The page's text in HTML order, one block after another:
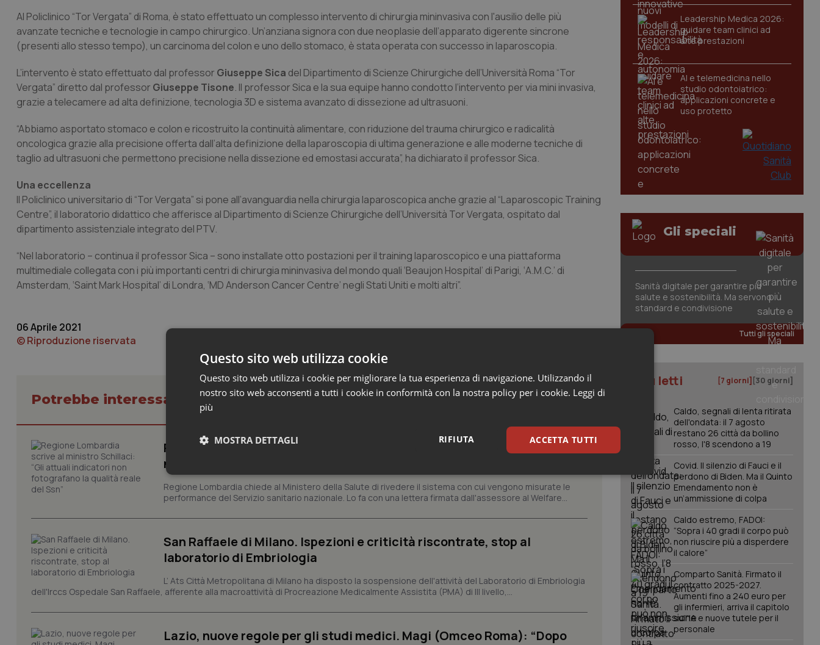
Al Policlinico “Tor Vergata” di Roma, è stato effettuato un complesso intervento di chirurgia mininvasiva con l'ausilio delle più
avanzate tecniche e tecnologie in campo chirurgico. Un’anziana signora con due neoplasie dell’apparato digerente sincrone
(presenti allo stesso tempo), un carcinoma del colon e uno dello stomaco, è stata operata con successo in laparoscopia.
L’intervento è stato effettuato dal professor Giuseppe Sica del Dipartimento di Scienze Chirurgiche dell’Università Roma “Tor
Vergata” diretto dal professor Giuseppe Tisone. Il professor Sica e la sua equipe hanno condotto l’intervento per via mini invasiva,
grazie a telecamere ad alta definizione, tecnologia 3D e sistema avanzato di dissezione ad ultrasuoni.
“Abbiamo asportato stomaco e colon e ricostruito la continuità alimentare, con riduzione del trauma chirurgico e radicalità
oncologica grazie alla precisione offerta dall’alta definizione della laparoscopia di ultima generazione e alle moderne tecniche di
taglio ad ultrasuoni che permettono precisione nella dissezione ed emostasi accurata”, ha dichiarato il professor Sica.
Una eccellenza
Il Policlinico universitario di “Tor Vergata” si pone all’avanguardia nella chirurgia laparoscopica anche grazie al “Laparoscopic Training
Centre”, il laboratorio didattico che afferisce al Dipartimento di Scienze Chirurgiche dell’Università Tor Vergata, ospitato dal
dipartimento assistenziale integrato del PTV.
“Nel laboratorio – continua il professor Sica – sono installate otto postazioni per il training laparoscopico e una piattaforma
multimediale collegata con i più importanti centri di chirurgia mininvasiva del mondo quali ‘Beaujon Hospital’ di Parigi, ‘A.M.C.’ di
Amsterdam, ‘Saint Mark Hospital’ di Londra, ‘MD Anderson Cancer Centre’ negli Stati Uniti e molti altri”.
06 Aprile 2021
© Riproduzione riservata
Potrebbe interessarti in Lazio
Regione Lombardia scrive al ministro Schillaci: “Gli attuali indicatori
non fotografano la qualità reale del Ssn”
Regione Lombardia chiede al Ministero della Salute di rivedere il sistema con cui vengono misurate le
performance del Servizio sanitario nazionale. Lo fa con una lettera firmata dall'assessore al Welfare...
San Raffaele di Milano. Ispezioni e criticità riscontrate, stop al
laboratorio di Embriologia
L’ Ats Città Metropolitana di Milano ha disposto la sospensione dell'attività del Laboratorio di Embriologia
dell'Irccs Ospedale San Raffaele, afferente alla macroattività di Procreazione Medicalmente Assistita (PMA) di III livello,...
Lazio, nuove regole per gli studi medici. Magi (Omceo Roma): “Dopo
Leadership Medica 2026:
guidare team clinici ad
alte prestazioni
AI e telemedicina nello
studio odontoiatrico:
applicazioni concrete e
uso protetto
Gli speciali
Sanità digitale per garantire più
salute e sostenibilità. Ma servono
standard e condivisione
Tutti gli speciali
I più letti [7 giorni] [30 giorni]
Caldo, segnali di lenta ritirata
dell'ondata: il 7 agosto
restano 26 città da bollino
rosso, l'8 scendono a 19
Covid. Il silenzio di Fauci e il
perdono di Biden. Ma il Quinto
Emendamento non è
un’ammissione di colpa
Caldo estremo, FADOI:
“Sopra i 40 gradi il corpo può
non riuscire più a disperdere
il calore”
Comparto Sanità. Firmato il
contratto 2025-2027.
Aumenti fino a 240 euro per
gli infermieri, arriva il capitolo
sull'IA e nuove tutele per il
personale
Questo sito web utilizza cookie
Questo sito web utilizza i cookie per migliorare la tua esperienza di navigazione. Utilizzando il
nostro sito web acconsenti a tutti i cookie in conformità con la nostra policy per i cookie. Leggi di
più
ACCETTA TUTTI
RIFIUTA
MOSTRA DETTAGLI
Necessari Statistici Marketing
I cookie necessari contribuiscono a rendere fruibile il sito web abilitandone funzionalità di base quali la navigazione sulle pagine
e l'accesso alle aree protette del sito. Il sito web non è in grado di funzionare correttamente senza questi cookie.
Nome
Fornitore/Dominio Scadenza
Descrizione
VISITOR_PRIVACY_METADATA
YouTube
.youtube.com
5 mesi 4
settimane
Questo cookie viene utilizzato per memorizzare le
scelte di consenso e privacy dell'utente per la loro